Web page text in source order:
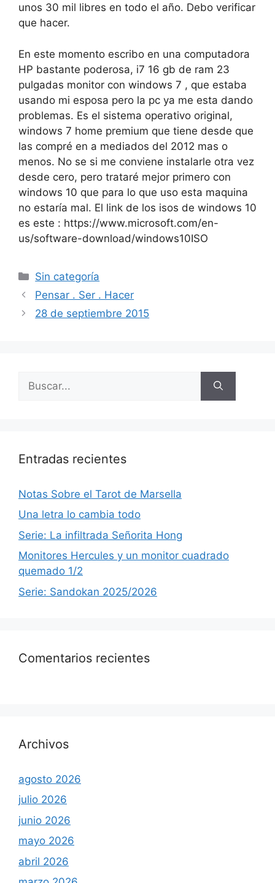
unos 30 mil libres en todo el año. Debo verificar
que hacer.
En este momento escribo en una computadora
HP bastante poderosa, i7 16 gb de ram 23
pulgadas monitor con windows 7 , que estaba
usando mi esposa pero la pc ya me esta dando
problemas. Es el sistema operativo original,
windows 7 home premium que tiene desde que
las compré en a mediados del 2012 mas o
menos. No se si me conviene instalarle otra vez
desde cero, pero trataré mejor primero con
windows 10 que para lo que uso esta maquina
no estaría mal. El link de los isos de windows 10
es este : https://www.microsoft.com/en-
us/software-download/windows10ISO
Categorías
Sin categoría
Pensar . Ser . Hacer
28 de septiembre 2015
Entradas recientes
Notas Sobre el Tarot de Marsella
Una letra lo cambia todo
Serie: La infiltrada Señorita Hong
Monitores Hercules y un monitor cuadrado
quemado 1/2
Serie: Sandokan 2025/2026
Comentarios recientes
Archivos
agosto 2026
julio 2026
junio 2026
mayo 2026
abril 2026